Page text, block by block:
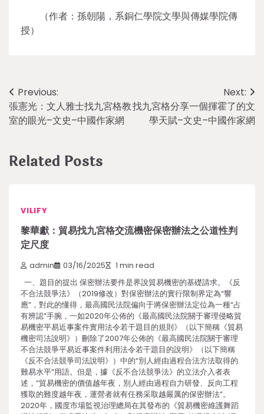
（作者：孫朝陽，系銅仁學院文學與傳媒學院傳
授）
Post
navigation
Previous:
張憲光：文人雅士找九宮格教
室的眼光–文史–中國作家網
Next:
找九宮格分享一個揮霍了的文
學天賦–文史–中國作家網
Related Posts
VILIFY
黎華獻：貿易找九宮格交流機密保密辦法之公道性判
定尺度
admin 03/16/2025 1 min read
一、題目的提出 保密辦法要件是界說貿易機密的基礎請求。《反
不合法競爭法》（2019修改）對保密辦法的實行限制界定為“響
應”，對此的懂得，最高國民法院偏向于將保密辦法定位為一種“占
有辨認”手腕，一如2020年公佈的《最高國民法院關于審理侵略貿
易機密平易近事案件實用法令若干題目的規則》（以下簡稱《貿易
機密司法說明》）刪除了2007年公佈的《最高國民法院關于審理
不合法競爭平易近事案件利用法令若干題目的說明》（以下簡稱
《反不合法競爭司法說明》）中的“別人經由過程合法方法取得的
難易水平”用語。但是，據《反不合法競爭法》的立法介入者表
述，“貿易機密的價值越年夜，別人經由過程自力研發、反向工程
獲取的難度越年夜，運營者就有任務采取越嚴厲的保密辦法”。
2020年，國度市場監視治理總局在其發布的《貿易機密維護舞蹈